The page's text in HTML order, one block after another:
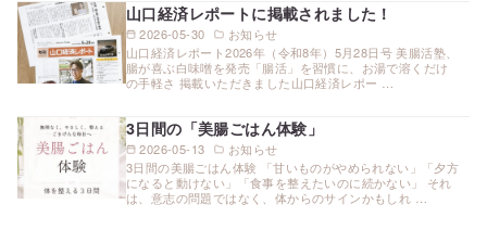
2026-05-30 お知らせ
山口経済レポートに掲載されました！
山口経済レポート2026年（令和8年）5月28日号 美腸活塾、
腸が喜ぶ白味噌を発売「腸活」を習慣に、お湯で溶くだけ
の手軽さ 掲載いただきました山口経済レポー …
2026-05-13 お知らせ
3日間の「美腸ごはん体験」
3日間の美腸ごはん体験 「甘いものがやめられない」「夕方
になると動けない」「食事を整えたいのに続かない」 それ
は、意志の問題ではなく、体からのサインかもしれ …